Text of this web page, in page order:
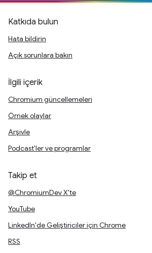
Katkıda bulun
Hata bildirin
Açık sorunlara bakın
İlgili içerik
Chromium güncellemeleri
Örnek olaylar
Arşivle
Podcast'ler ve programlar
Takip et
@ChromiumDev X'te
YouTube
LinkedIn'de Geliştiriciler için Chrome
RSS